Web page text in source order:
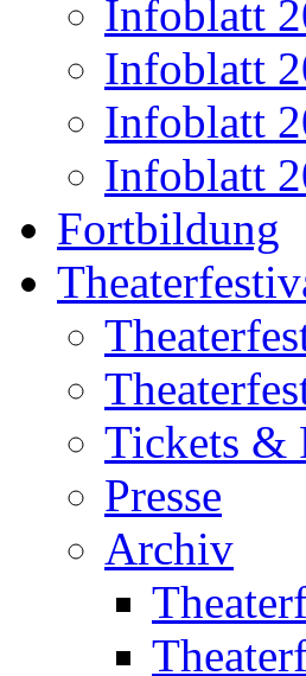
Infoblatt
Infoblatt
Infoblatt
Infoblatt
Fortbildung
Tickets &
Presse
Archiv